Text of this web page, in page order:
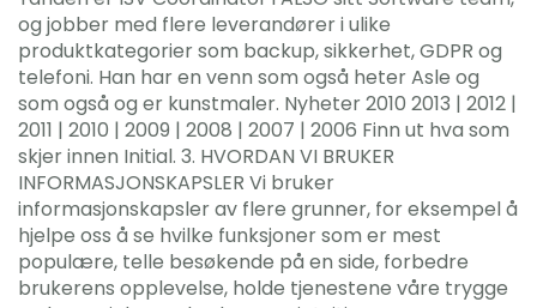
og jobber med flere leverandører i ulike
produktkategorier som backup, sikkerhet, GDPR og
telefoni. Han har en venn som også heter Asle og
som også og er kunstmaler. Nyheter 2010 2013 | 2012 |
2011 | 2010 | 2009 | 2008 | 2007 | 2006 Finn ut hva som
skjer innen Initial. 3. HVORDAN VI BRUKER
INFORMASJONSKAPSLER Vi bruker
informasjonskapsler av flere grunner, for eksempel å
hjelpe oss å se hvilke funksjoner som er mest
populære, telle besøkende på en side, forbedre
brukerens opplevelse, holde tjenestene våre trygge